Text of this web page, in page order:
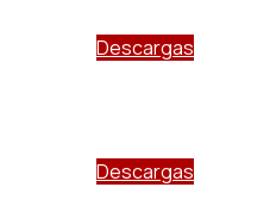
Descargas
Descargas